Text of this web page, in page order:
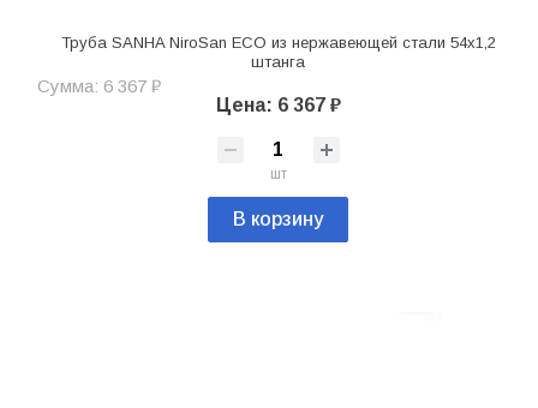
Труба SANHA NiroSan ECO из нержавеющей стали 54х1,2
штанга
Сумма: 6 367 ₽
Цена: 6 367 ₽
шт
В корзину